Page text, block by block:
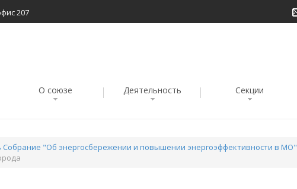
207
О союзе Деятельность Секции
Собрание "Об энергосбережении и повышении энергоэффективности в МО"